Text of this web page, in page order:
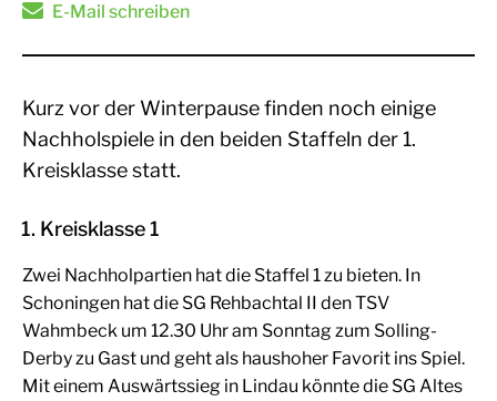
E-Mail schreiben
Kurz vor der Winterpause finden noch einige
Nachholspiele in den beiden Staffeln der 1.
Kreisklasse statt.
1. Kreisklasse 1
Zwei Nachholpartien hat die Staffel 1 zu bieten. In
Schoningen hat die SG Rehbachtal II den TSV
Wahmbeck um 12.30 Uhr am Sonntag zum Solling-
Derby zu Gast und geht als haushoher Favorit ins Spiel.
Mit einem Auswärtssieg in Lindau könnte die SG Altes